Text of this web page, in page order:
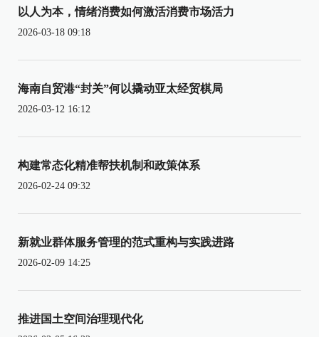
以人为本，情绪消费如何激活消费市场活力
2026-03-18 09:18
海南自贸港“封关”何以撬动亚太经贸棋局
2026-03-12 16:12
构建常态化精准帮扶机制和政策体系
2026-02-24 09:32
新就业群体服务管理的范式重构与实践进路
2026-02-09 14:25
推进国土空间治理现代化